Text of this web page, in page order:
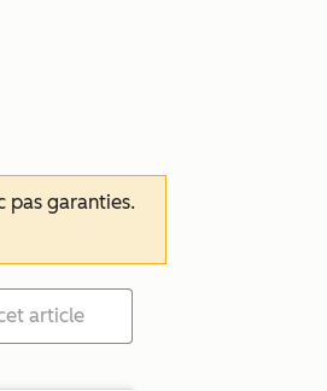
pas garanties.